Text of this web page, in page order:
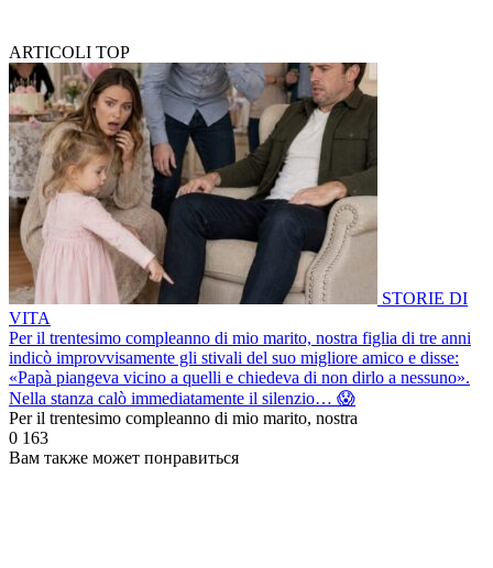
ARTICOLI TOP
STORIE DI
VITA
Per il trentesimo compleanno di mio marito, nostra figlia di tre anni
indicò improvvisamente gli stivali del suo migliore amico e disse:
«Papà piangeva vicino a quelli e chiedeva di non dirlo a nessuno».
Nella stanza calò immediatamente il silenzio… 😱
Per il trentesimo compleanno di mio marito, nostra
0 163
Вам также может понравиться